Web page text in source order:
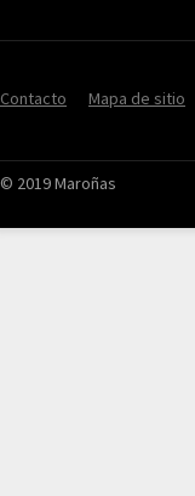
Contacto Mapa de sitio
© 2019 Maroñas